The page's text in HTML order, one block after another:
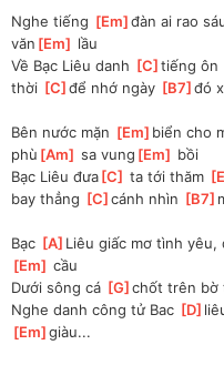
Nghe tiếng [Em ]
đàn ai rao
văn [Em
lầu
Về Bạc Liêu danh [C ]tiếng ôn
thời [C ]
để nhớ ngày [B7 ]
đó
Bên nước mặn [Em ]biển cho
phù [Am ] sa vung [Em
bồi
Bạc Liêu đưa[C ] ta tới thăm [
bay thẳng [C ]
cánh nhìn [B7 ]
Bạc [A ]Liêu giấc mơ tình yêu,
Em
] cầu
Dưới sông cá [G ]
chốt trên bờ
Nghe danh công tử Bac [D ]
Em ]
giàu...